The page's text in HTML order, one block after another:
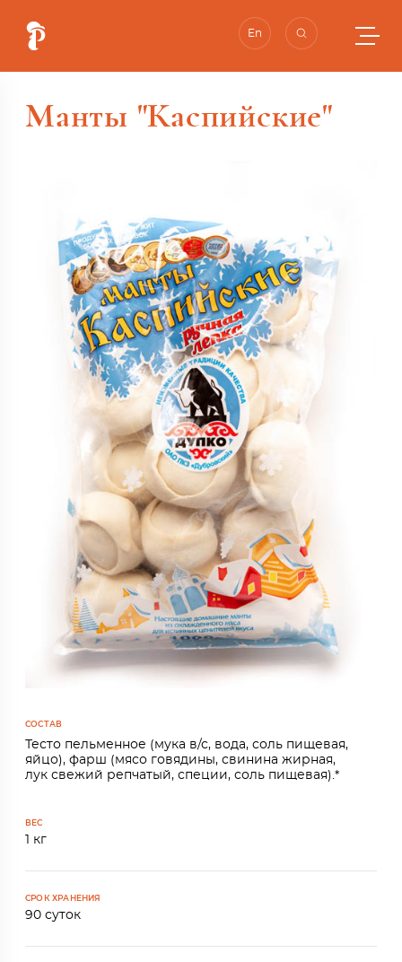
En
Манты "Каспийские"
СОСТАВ
Тесто пельменное (мука в/с, вода, соль пищевая,
яйцо), фарш (мясо говядины, свинина жирная,
лук свежий репчатый, специи, соль пищевая).*
ВЕС
1 кг
СРОК ХРАНЕНИЯ
90 суток